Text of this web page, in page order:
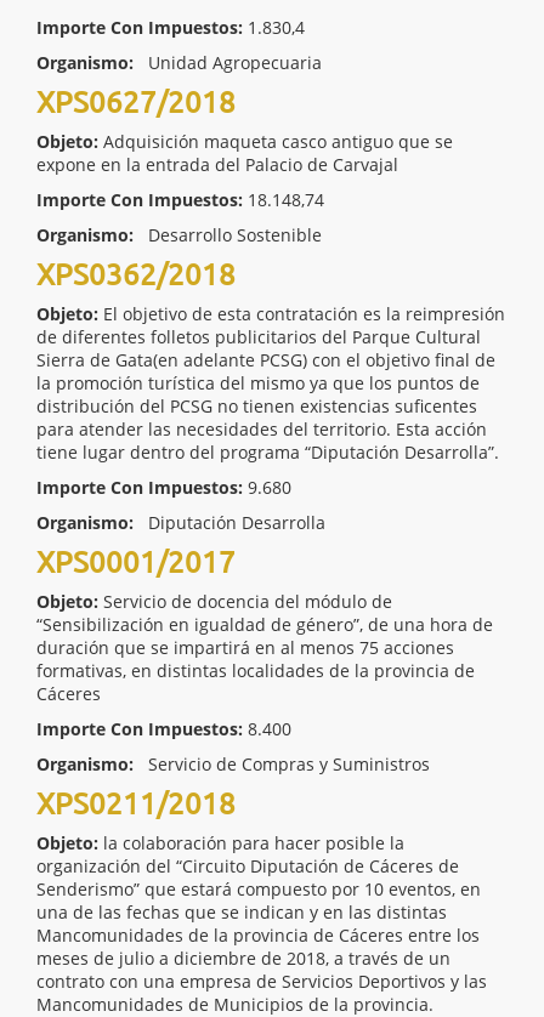
Importe Con Impuestos: 1.830,4
Organismo:
Unidad Agropecuaria
XPS0627/2018
Objeto: Adquisición maqueta casco antiguo que se
expone en la entrada del Palacio de Carvajal
Importe Con Impuestos: 18.148,74
Organismo:
Desarrollo Sostenible
XPS0362/2018
Objeto: El objetivo de esta contratación es la reimpresión
de diferentes folletos publicitarios del Parque Cultural
Sierra de Gata(en adelante PCSG) con el objetivo final de
la promoción turística del mismo ya que los puntos de
distribución del PCSG no tienen existencias suficentes
para atender las necesidades del territorio. Esta acción
tiene lugar dentro del programa “Diputación Desarrolla”.
Importe Con Impuestos: 9.680
Organismo:
Diputación Desarrolla
XPS0001/2017
Objeto: Servicio de docencia del módulo de
“Sensibilización en igualdad de género”, de una hora de
duración que se impartirá en al menos 75 acciones
formativas, en distintas localidades de la provincia de
Cáceres
Importe Con Impuestos: 8.400
Organismo:
Servicio de Compras y Suministros
XPS0211/2018
Objeto: la colaboración para hacer posible la
organización del “Circuito Diputación de Cáceres de
Senderismo” que estará compuesto por 10 eventos, en
una de las fechas que se indican y en las distintas
Mancomunidades de la provincia de Cáceres entre los
meses de julio a diciembre de 2018, a través de un
contrato con una empresa de Servicios Deportivos y las
Mancomunidades de Municipios de la provincia.